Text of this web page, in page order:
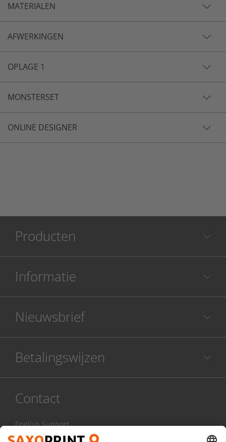
MATERIALEN
AFWERKINGEN
OPLAGE 1
MONSTERSET
ONLINE DESIGNER
Producten
Informatie
Nieuwsbrief
Betalingswijzen
Contact
English Support